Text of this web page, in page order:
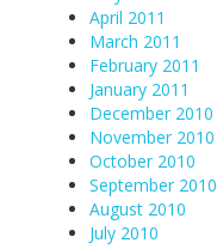
April 2011
March 2011
February 2011
January 2011
December 2010
November 2010
October 2010
September 2010
August 2010
July 2010